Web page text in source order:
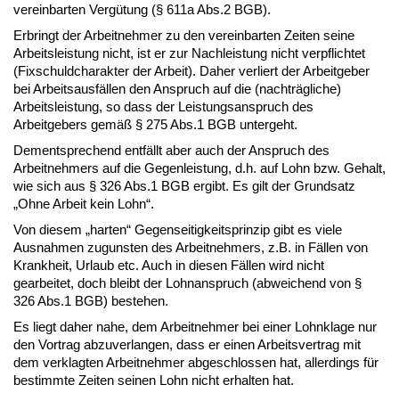
vereinbarten Vergütung (§ 611a Abs.2 BGB).
Erbringt der Arbeitnehmer zu den vereinbarten Zeiten seine
Arbeitsleistung nicht, ist er zur Nachleistung nicht verpflichtet
(Fixschuldcharakter der Arbeit). Daher verliert der Arbeitgeber
bei Arbeitsausfällen den Anspruch auf die (nachträgliche)
Arbeitsleistung, so dass der Leistungsanspruch des
Arbeitgebers gemäß § 275 Abs.1 BGB untergeht.
Dementsprechend entfällt aber auch der Anspruch des
Arbeitnehmers auf die Gegenleistung, d.h. auf Lohn bzw. Gehalt,
wie sich aus § 326 Abs.1 BGB ergibt. Es gilt der Grundsatz
„Ohne Arbeit kein Lohn“.
Von diesem „harten“ Gegenseitigkeitsprinzip gibt es viele
Ausnahmen zugunsten des Arbeitnehmers, z.B. in Fällen von
Krankheit, Urlaub etc. Auch in diesen Fällen wird nicht
gearbeitet, doch bleibt der Lohnanspruch (abweichend von §
326 Abs.1 BGB) bestehen.
Es liegt daher nahe, dem Arbeitnehmer bei einer Lohnklage nur
den Vortrag abzuverlangen, dass er einen Arbeitsvertrag mit
dem verklagten Arbeitnehmer abgeschlossen hat, allerdings für
bestimmte Zeiten seinen Lohn nicht erhalten hat.